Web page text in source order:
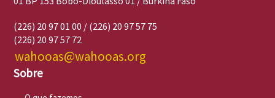
(226) 20 97 01 00 / (226) 20 97 57 75
(226) 20 97 57 72
wahooas@wahooas.org
Sobre